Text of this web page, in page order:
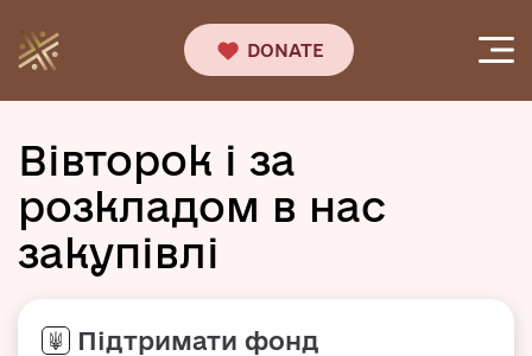
DONATE
Вівторок і за
розкладом в нас
закупівлі
Підтримати фонд